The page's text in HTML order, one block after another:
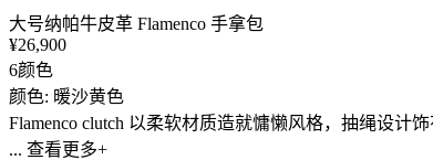
大号纳帕牛皮革 Flamenco 手拿包
¥26,900
6颜色
颜色: 暖沙黄色
Flamenco clutch 以柔软材质造就慵懒风格，抽绳设计
... 查看更多+